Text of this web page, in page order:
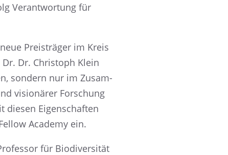
Verant­wor­tung für
Preis­trä­ger im Kreis
Dr. Chris­toph Klein
sondern nur im Zusam­
visio­nä­rer Forschung
diesen Eigen­schaf­ten
Academy ein.
für Biodi­ver­si­tät